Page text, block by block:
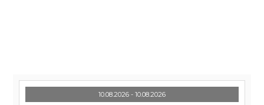
10.08.2026 - 10.08.2026